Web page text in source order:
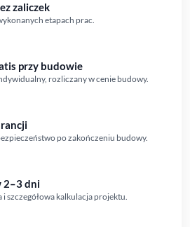
zaliczek
etapach prac.
przy budowie
rozliczany w cenie budowy.
po zakończeniu budowy.
2–3 dni
szczegółowa kalkulacja projektu.